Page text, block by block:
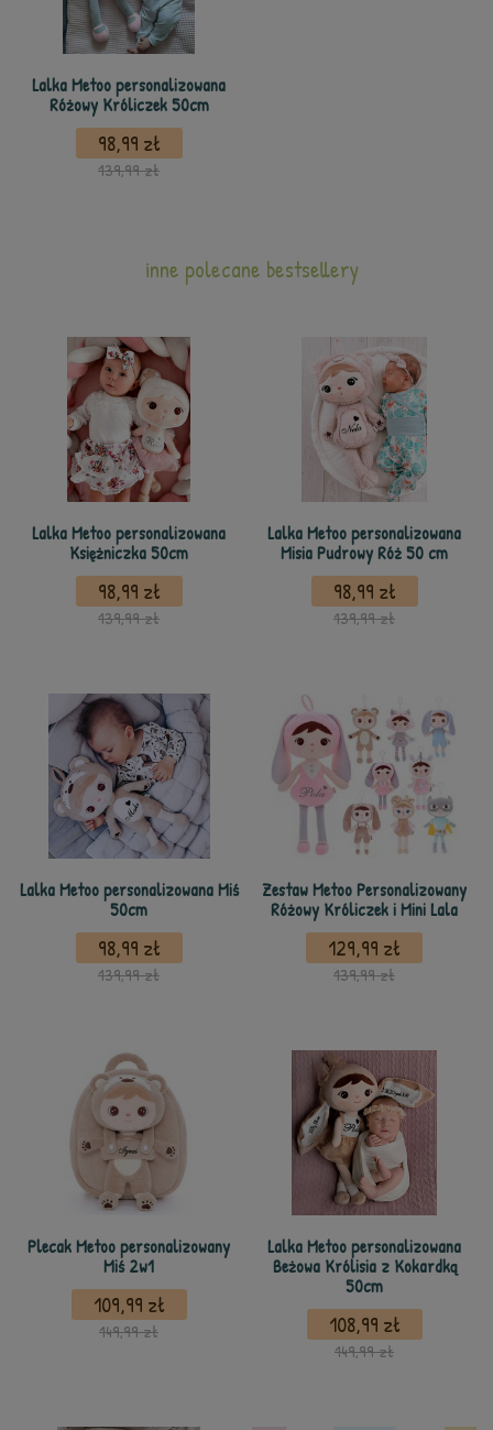
Lalka Metoo personalizowana
Różowy Króliczek 50cm
98,99 zł
139,99 zł
inne polecane bestsellery
Lalka Metoo personalizowana
Księżniczka 50cm
98,99 zł
139,99 zł
Lalka Metoo personalizowana
Misia Pudrowy Róż 50 cm
98,99 zł
139,99 zł
Lalka Metoo personalizowana Miś
50cm
98,99 zł
139,99 zł
Zestaw Metoo Personalizowany
Różowy Króliczek i Mini Lala
129,99 zł
139,99 zł
Plecak Metoo personalizowany
Miś 2w1
109,99 zł
149,99 zł
Lalka Metoo personalizowana
Beżowa Królisia z Kokardką
50cm
108,99 zł
149,99 zł